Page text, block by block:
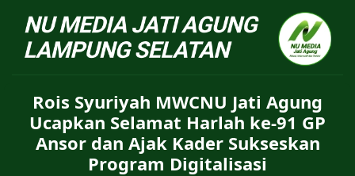
NU Jatiagung - Situs
Rois Syuriyah MWCNU Jati Agung
Ucapkan Selamat Harlah ke-91 GP
Ansor dan Ajak Kader Sukseskan
Program Digitalisasi